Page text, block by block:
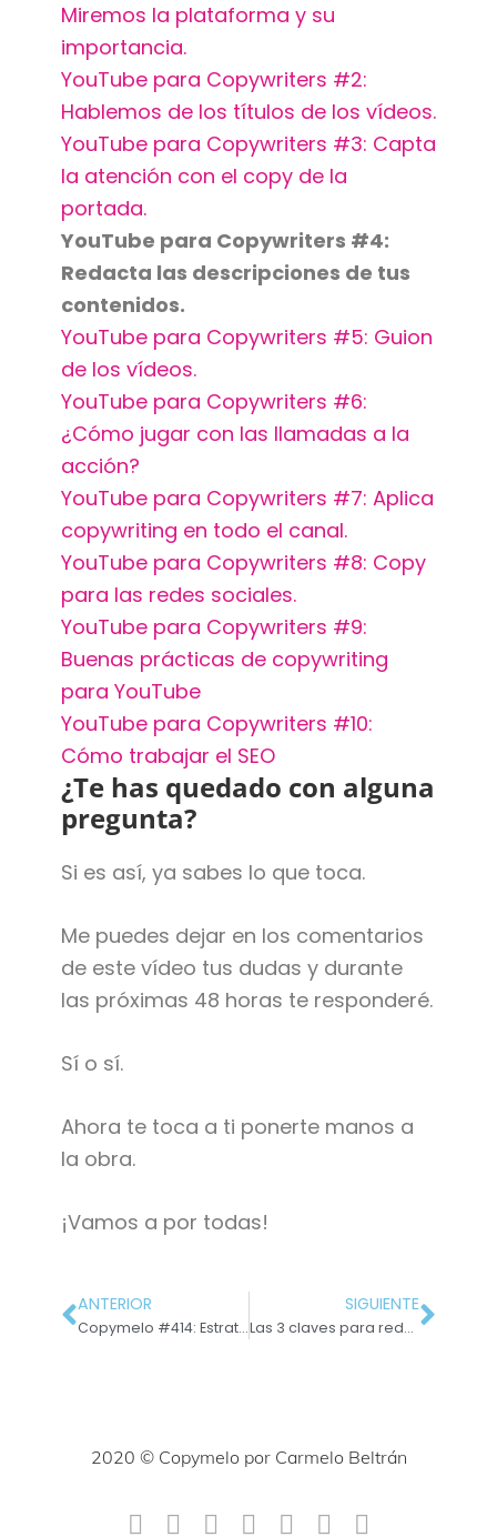
Miremos la plataforma y su
importancia.
YouTube para Copywriters #2:
Hablemos de los títulos de los vídeos.
YouTube para Copywriters #3: Capta
la atención con el copy de la
portada.
YouTube para Copywriters #4:
Redacta las descripciones de tus
contenidos.
YouTube para Copywriters #5: Guion
de los vídeos.
YouTube para Copywriters #6:
¿Cómo jugar con las llamadas a la
acción?
YouTube para Copywriters #7: Aplica
copywriting en todo el canal.
YouTube para Copywriters #8: Copy
para las redes sociales.
YouTube para Copywriters #9:
Buenas prácticas de copywriting
para YouTube
YouTube para Copywriters #10:
Cómo trabajar el SEO
¿Te has quedado con alguna
pregunta?
Si es así, ya sabes lo que toca.
Me puedes dejar en los comentarios
de este vídeo tus dudas y durante
las próximas 48 horas te responderé.
Sí o sí.
Ahora te toca a ti ponerte manos a
la obra.
¡Vamos a por todas!
ANTERIOR
Copymelo #414: Estrategia de Pricing de Penetración
SIGUIENTE
Las 3 claves para redactar un asunto perfecto —y que te lean—
2020 © Copymelo por Carmelo Beltrán